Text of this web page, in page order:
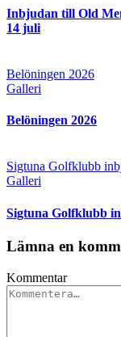
Inbjudan till Old
14 juli
Belöningen 2026
Galleri
Belöningen 2026
Sigtuna Golfklubb
Galleri
Sigtuna Golfklubb
Lämna en
Kommentar